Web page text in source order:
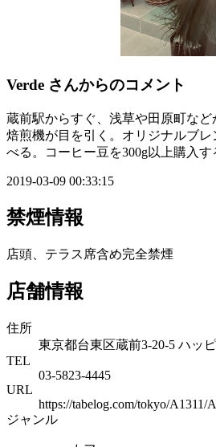
Verde さんからのコメント
蔵前駅からすぐ、浅草や田原町な
焙煎機が目を引く。オリジナルブ
べる。コーヒー豆を300g以上購入
2019-03-09 00:33:15
禁煙情報
店頭、テラス席含め完全禁煙
店舗情報
住所
東京都台東区蔵前3-20-5 ハッ
TEL
03-5823-4445
URL
https://tabelog.com/tokyo/
ジャンル